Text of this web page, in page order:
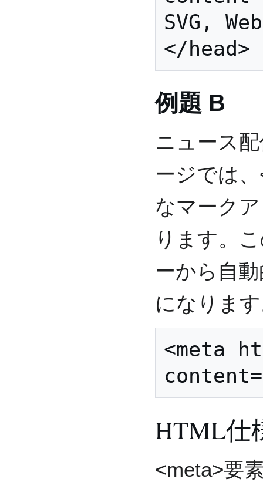
SVG,
例題 B
ニュース
ージでは
なマーク
ります。
ーから自
になりま
<meta
HTML仕
<meta>要